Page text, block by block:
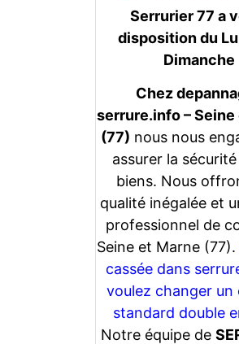
Serrurier 77 a
disposition du
Dimanche
Chez
serrure.info – Seine
(77) nous nous
assurer la
biens. Nous
qualité inégalée et
professionnel de
Seine et Marne (77).
cassée dans
voulez changer un
standard double
Notre équipe de